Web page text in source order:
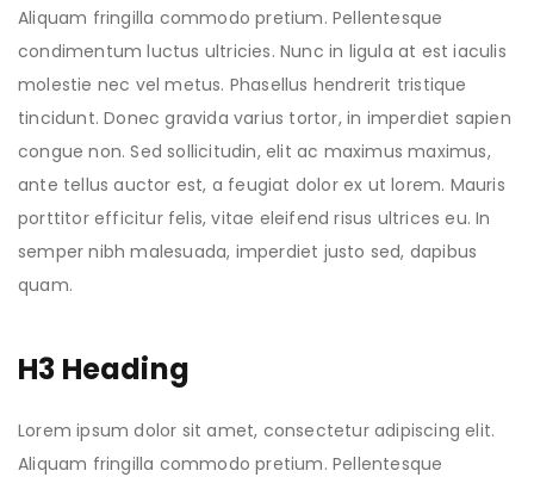
Aliquam fringilla commodo pretium. Pellentesque
condimentum luctus ultricies. Nunc in ligula at est iaculis
molestie nec vel metus. Phasellus hendrerit tristique
tincidunt. Donec gravida varius tortor, in imperdiet sapien
congue non. Sed sollicitudin, elit ac maximus maximus,
ante tellus auctor est, a feugiat dolor ex ut lorem. Mauris
porttitor efficitur felis, vitae eleifend risus ultrices eu. In
semper nibh malesuada, imperdiet justo sed, dapibus
quam.
H3 Heading
Lorem ipsum dolor sit amet, consectetur adipiscing elit.
Aliquam fringilla commodo pretium. Pellentesque